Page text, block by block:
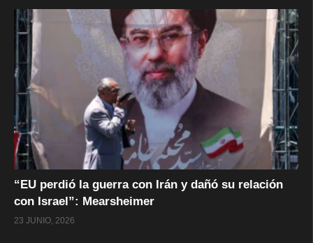
“EU perdió la guerra con Irán y dañó su relación
con Israel”: Mearsheimer
23 JUNIO, 2026